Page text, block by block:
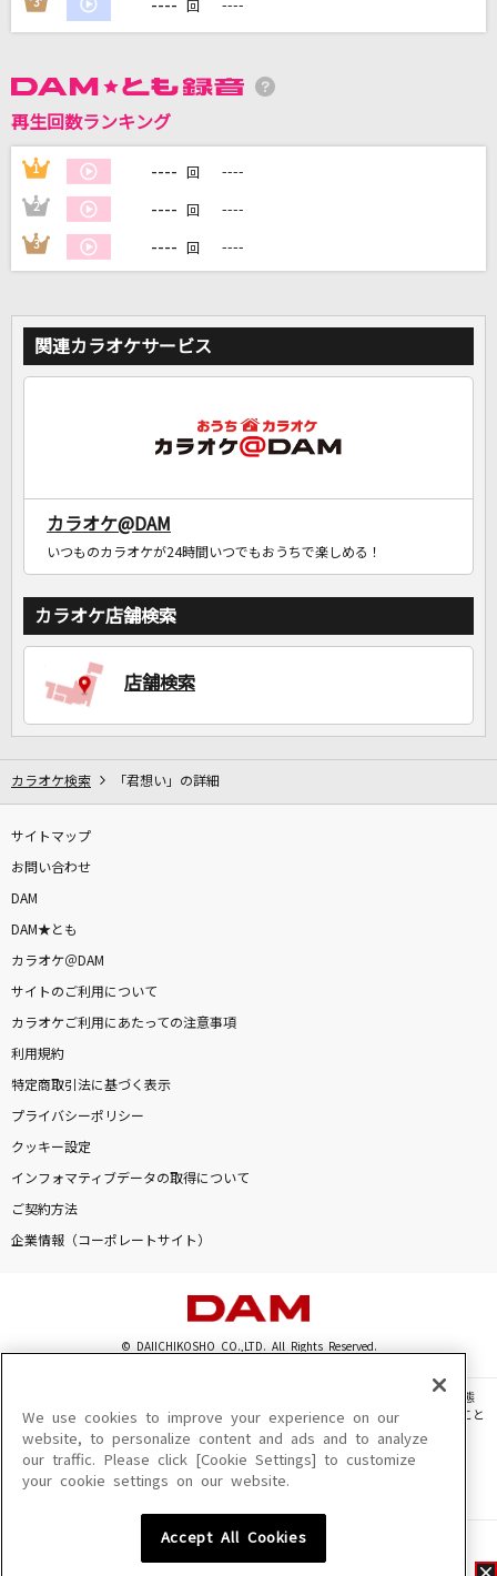
DAMに会員登録・ログインして
カラオケをもっと楽しもう！
3 ---- 回 ----
再生回数ランキング
1 ---- 回 ----
2 ---- 回 ----
3 ---- 回 ----
関連カラオケサービス
カラオケ@DAM
いつものカラオケが24時間いつでもおうちで楽しめる！
カラオケ店舗検索
店舗検索
カラオケ検索 「君想い」の詳細
サイトマップ
お問い合わせ
DAM
DAM★とも
カラオケ＠DAM
サイトのご利用について
カラオケご利用にあたっての注意事項
利用規約
特定商取引法に基づく表示
プライバシーポリシー
クッキー設定
インフォマティブデータの取得について
ご契約方法
企業情報（コーポレートサイト）
© DAIICHIKOSHO CO.,LTD. All Rights Reserved.
このサイトに掲載されている一切の文章・画像・写真・動画・音声等を、手段や形態
を問わず、著作権法の定める範囲を超えて無断で複製、転載、ファイル化などすること
を禁じます。
楽曲及びコンテンツは、機種によりご利用いただけない場合があります。
楽曲及びコンテンツの配信日、配信内容が変更になる場合があります。
We use cookies to improve your experience on our
website, to personalize content and ads and to analyze
our traffic. Please click [Cookie Settings] to customize
your cookie settings on our website.
Accept All Cookies